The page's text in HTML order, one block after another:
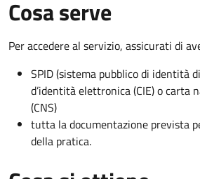
Cosa serve
Per accedere al servizio, assicurati di
SPID (sistema pubblico di identità
d’identità elettronica (CIE) o carta
(CNS)
tutta la documentazione prevista
della pratica.